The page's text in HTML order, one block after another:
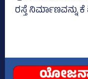
ರಸ್ತೆ ನಿರ್ಮಾಣವನ್ನು